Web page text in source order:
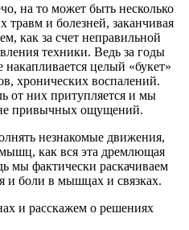
на то может быть несколько
и болезней, заканчивая
как за счет неправильной
техники. Ведь за годы
целый «букет»
хронических воспалений.
от них притупляется и мы
привычных ощущений.
незнакомые движения,
как вся эта дремлющая
мы фактически раскачиваем
и боли в мышцах и связках.
и расскажем о решениях